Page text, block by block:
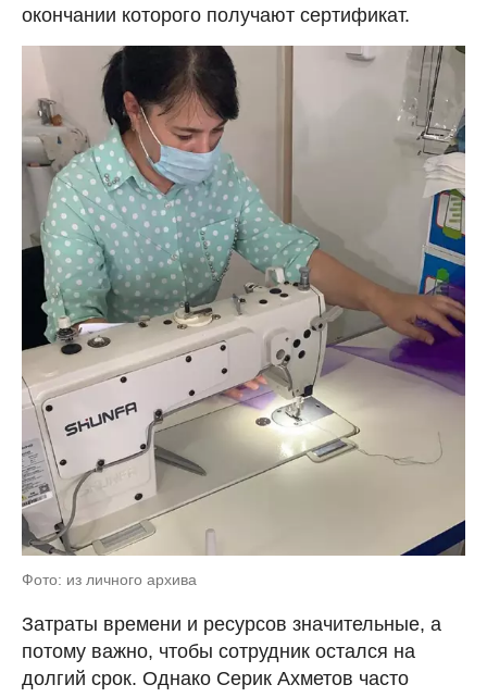
окончании которого получают сертификат.
Фото: из личного архива
Затраты времени и ресурсов значительные, а
потому важно, чтобы сотрудник остался на
долгий срок. Однако Серик Ахметов часто